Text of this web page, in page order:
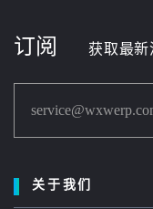
订阅 获取最新
关于我们